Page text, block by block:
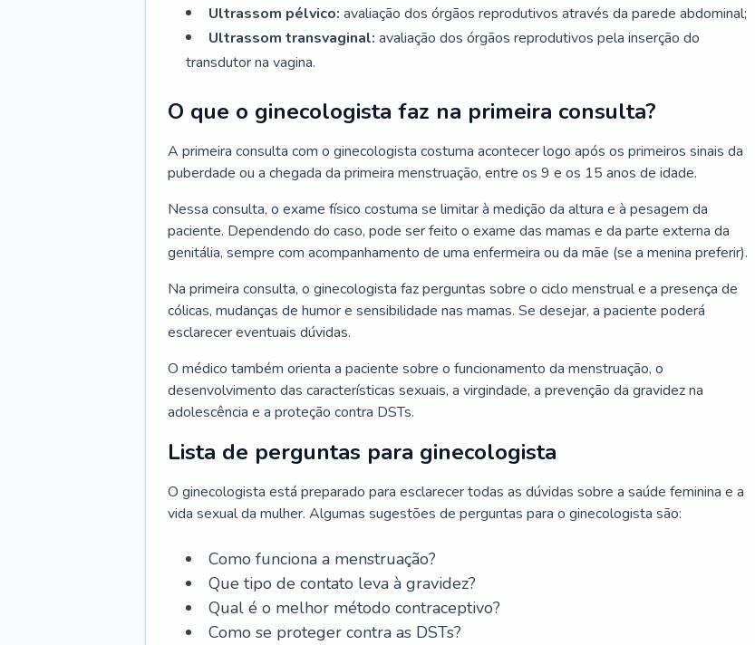
Ultrassom pélvico: avaliação dos órgãos reprodutivos através da parede abdominal;
Ultrassom transvaginal: avaliação dos órgãos reprodutivos pela inserção do
transdutor na vagina.
O que o ginecologista faz na primeira consulta?
A primeira consulta com o ginecologista costuma acontecer logo após os primeiros sinais da
puberdade ou a chegada da primeira menstruação, entre os 9 e os 15 anos de idade.
Nessa consulta, o exame físico costuma se limitar à medição da altura e à pesagem da
paciente. Dependendo do caso, pode ser feito o exame das mamas e da parte externa da
genitália, sempre com acompanhamento de uma enfermeira ou da mãe (se a menina preferir).
Na primeira consulta, o ginecologista faz perguntas sobre o ciclo menstrual e a presença de
cólicas, mudanças de humor e sensibilidade nas mamas. Se desejar, a paciente poderá
esclarecer eventuais dúvidas.
O médico também orienta a paciente sobre o funcionamento da menstruação, o
desenvolvimento das características sexuais, a virgindade, a prevenção da gravidez na
adolescência e a proteção contra DSTs.
Lista de perguntas para ginecologista
O ginecologista está preparado para esclarecer todas as dúvidas sobre a saúde feminina e a
vida sexual da mulher. Algumas sugestões de perguntas para o ginecologista são:
Como funciona a menstruação?
Que tipo de contato leva à gravidez?
Qual é o melhor método contraceptivo?
Como se proteger contra as DSTs?